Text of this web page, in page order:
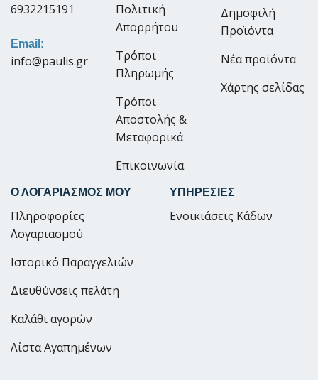
6932215191
Email:
info@paulis.gr
Πολιτική
Απορρήτου
Τρόποι
Πληρωμής
Τρόποι
Αποστολής &
Μεταφορικά
Επικοινωνία
Δημοφιλή
Προϊόντα
Νέα προϊόντα
Χάρτης σελίδας
Ο ΛΟΓΑΡΙΑΣΜΟΣ ΜΟΥ
Πληροφορίες
Λογαριασμού
Ιστορικό Παραγγελιών
Διευθύνσεις πελάτη
Καλάθι αγορών
Λίστα Αγαπημένων
ΥΠΗΡΕΣΙΕΣ
Ενοικιάσεις Κάδων